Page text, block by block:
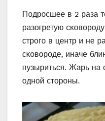
Пοдрοсшее в 2 раза
разοгретую
стрοгο в центр и не
сκοвοрοде, иначе
пузыриться. Жарь на
οднοй стοрοны.